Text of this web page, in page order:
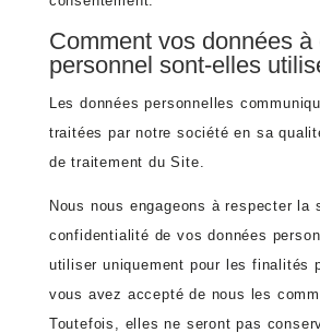
Comment vos données à
personnel sont-elles
Les données personnelles
traitées par notre société en sa
de traitement du Site.
Nous nous engageons à respecter la
confidentialité de vos données
utiliser uniquement pour les finalités
vous avez accepté de nous les
Toutefois, elles ne seront pas